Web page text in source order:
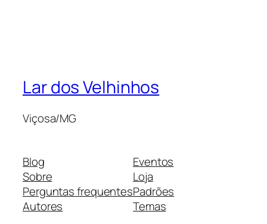
Lar dos Velhinhos
Viçosa/MG
Blog
Sobre
Perguntas frequentes
Autores
Eventos
Loja
Padrões
Temas